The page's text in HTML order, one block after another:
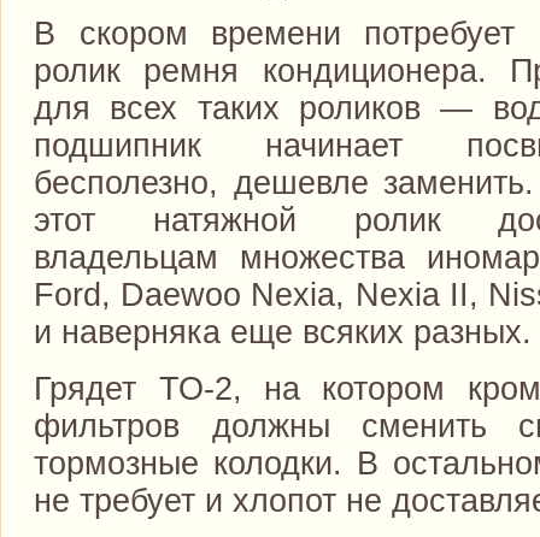
В скором времени потребует
ролик ремня кондиционера.
для всех таких роликов —
подшипник начинает
бесполезно, дешевле
этот натяжной ролик
владельцам множества
Ford, Daewoo Nexia, Nexia II,
и наверняка еще всяких разных.
Грядет ТО-2, на котором
фильтров должны сменить
тормозные колодки. В
не требует и хлопот не